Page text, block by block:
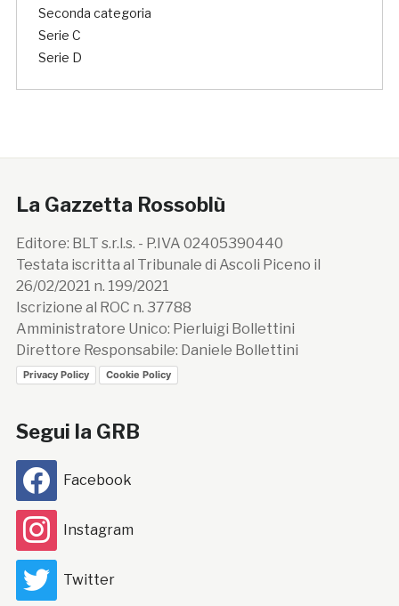
Seconda categoria
Serie C
Serie D
La Gazzetta Rossoblù
Editore: BLT s.r.l.s. - P.IVA 02405390440
Testata iscritta al Tribunale di Ascoli Piceno il
26/02/2021 n. 199/2021
Iscrizione al ROC n. 37788
Amministratore Unico: Pierluigi Bollettini
Direttore Responsabile: Daniele Bollettini
Privacy Policy Cookie Policy
Segui la GRB
Facebook
Instagram
Twitter